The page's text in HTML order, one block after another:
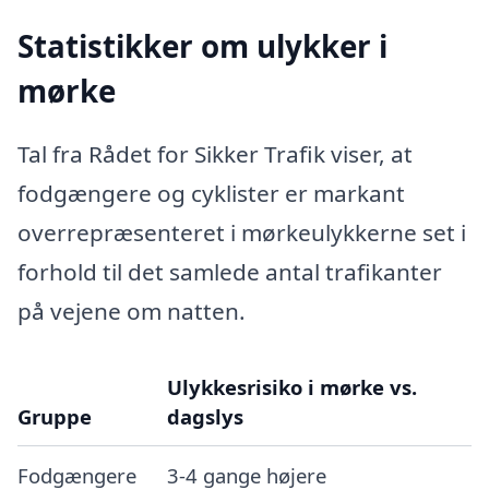
Statistikker om ulykker i
mørke
Tal fra Rådet for Sikker Trafik viser, at
fodgængere og cyklister er markant
overrepræsenteret i mørkeulykkerne set i
forhold til det samlede antal trafikanter
på vejene om natten.
Gruppe
Ulykkesrisiko i mørke vs.
dagslys
Fodgængere 3-4 gange højere